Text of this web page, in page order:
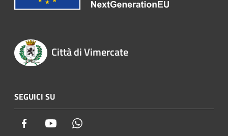
Città di Vimercate
SEGUICI SU
Facebook Youtube